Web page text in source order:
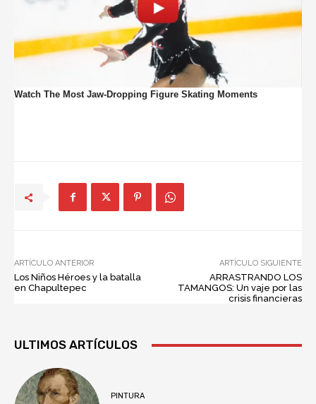
ARTÍCULO ANTERIOR
Los Niños Héroes y la batalla
en Chapultepec
ARTÍCULO SIGUIENTE
ARRASTRANDO LOS
TAMANGOS: Un vaje por las
crisis financieras
ULTIMOS ARTÍCULOS
PINTURA